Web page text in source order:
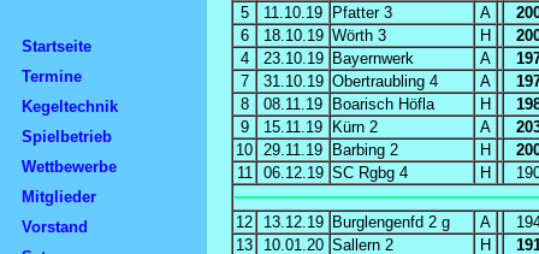
Startseite
Termine
Kegeltechnik
Spielbetrieb
Wettbewerbe
Mitglieder
Vorstand
5
11.10.19 Pfatter 3 A
6
18.10.19 Wörth 3 H
4
23.10.19 Bayernwerk A
7
31.10.19 Obertraubling 4 A
8
08.11.19 Boarisch Höfla H
9
15.11.19 Kürn 2 A
10 29.11.19 Barbing 2 H
11
06.12.19 SC Rgbg 4 H
12 13.12.19 Burglengenfd 2 g A
13
10.01.20 Sallern 2 H